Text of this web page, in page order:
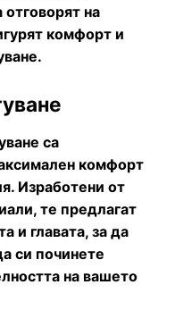
на
комфорт и
са
комфорт
Изработени от
те предлагат
и главата, за да
си починете
на вашето